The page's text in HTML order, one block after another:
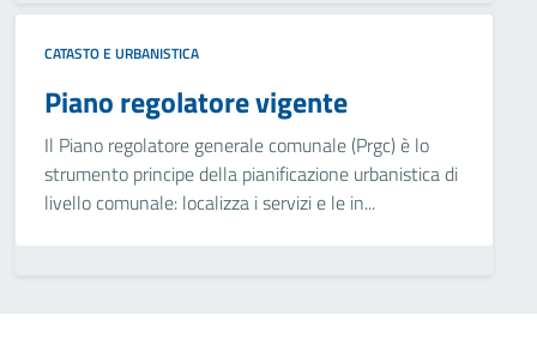
CATASTO E URBANISTICA
Piano regolatore vigente
Il Piano regolatore generale comunale (Prgc) è lo
strumento principe della pianificazione urbanistica di
livello comunale: localizza i servizi e le in...